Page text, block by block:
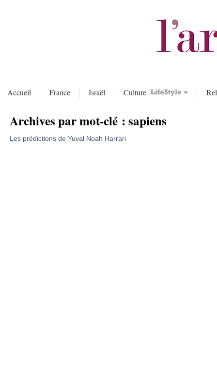
Accueil France Israël Culture
Archives par mot-clé :sapiens
Les prédictions de Yuval Noah Harrari